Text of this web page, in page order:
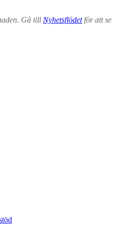
Gå till Nyhetsflödetför att se